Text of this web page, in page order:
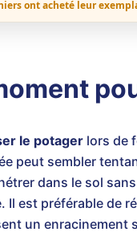
ont acheté leur
le potager lors de
peut sembler
dans le sol
est préférable de
un enracinement